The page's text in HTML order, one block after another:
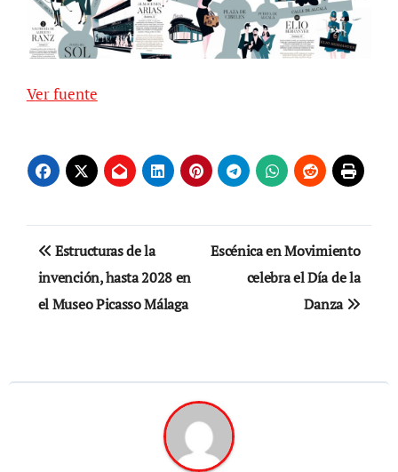
Ver fuente
Navegación
de
entradas
Estructuras de la
invención, hasta 2028 en
el Museo Picasso Málaga
Escénica en Movimiento
celebra el Día de la
Danza